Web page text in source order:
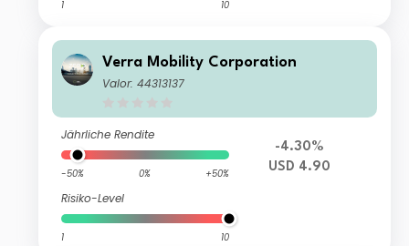
1 10
Verra Mobility Corporation
Valor: 44313137
Jährliche Rendite
-50% 0% +50%
Risiko-Level
1 10
-4.30%
USD 4.90